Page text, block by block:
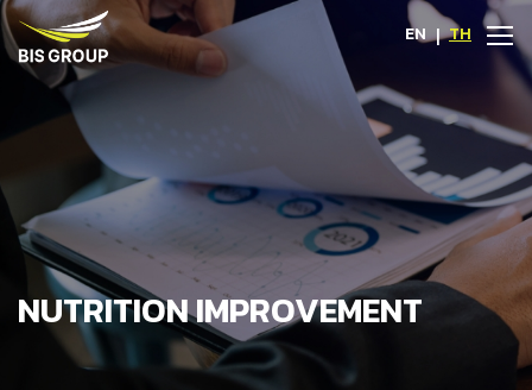
EN | TH
NUTRITION IMPROVEMENT